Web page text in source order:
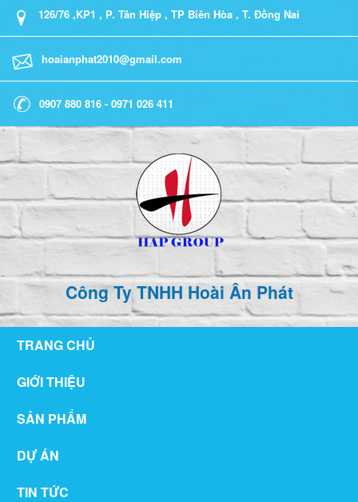
126/76 ,KP1 , P. Tân Hiệp , TP Biên Hòa , T. Đồng Nai
hoaianphat2010@gmail.com
0907 880 816 - 0971 026 411
Công Ty TNHH Hoài Ân Phát
TRANG CHỦ
GIỚI THIỆU
SẢN PHẨM
DỰ ÁN
TIN TỨC